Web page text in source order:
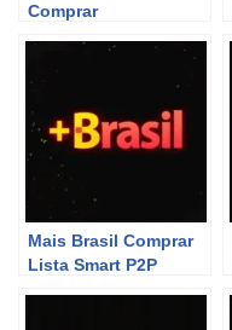
Comprar
Mais Brasil Comprar
Lista Smart P2P